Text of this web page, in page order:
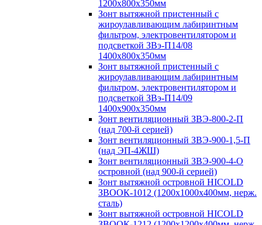
1200х800х350мм
Зонт вытяжной пристенный с
жироулавливающим лабиринтным
фильтром, электровентилятором и
подсветкой ЗВэ-П14/08
1400х800х350мм
Зонт вытяжной пристенный с
жироулавливающим лабиринтным
фильтром, электровентилятором и
подсветкой ЗВэ-П14/09
1400х900х350мм
Зонт вентиляционный ЗВЭ-800-2-П
(над 700-й серией)
Зонт вентиляционный ЗВЭ-900-1,5-П
(над ЭП-4ЖШ)
Зонт вентиляционный ЗВЭ-900-4-О
островной (над 900-й серией)
Зонт вытяжной островной HICOLD
ЗВООК-1012 (1200х1000х400мм, нерж.
сталь)
Зонт вытяжной островной HICOLD